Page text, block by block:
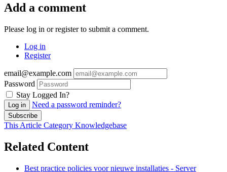
Add a comment
Please log in or register to submit a comment.
Log in
Register
email@example.com
Password
Stay Logged In?
Log in Need a password reminder?
Subscribe
This Article Category Knowledgebase
Related Content
Best practice policies voor nieuwe installaties - Server